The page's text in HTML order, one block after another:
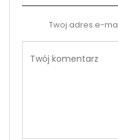
Twoj adres e-